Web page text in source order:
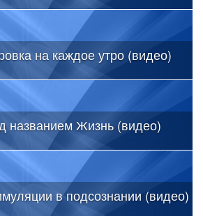
на каждое утро (видео)
названием Жизнь (видео)
в подсознании (видео)